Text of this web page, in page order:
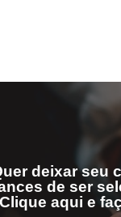
deixar seu
de ser
aqui e